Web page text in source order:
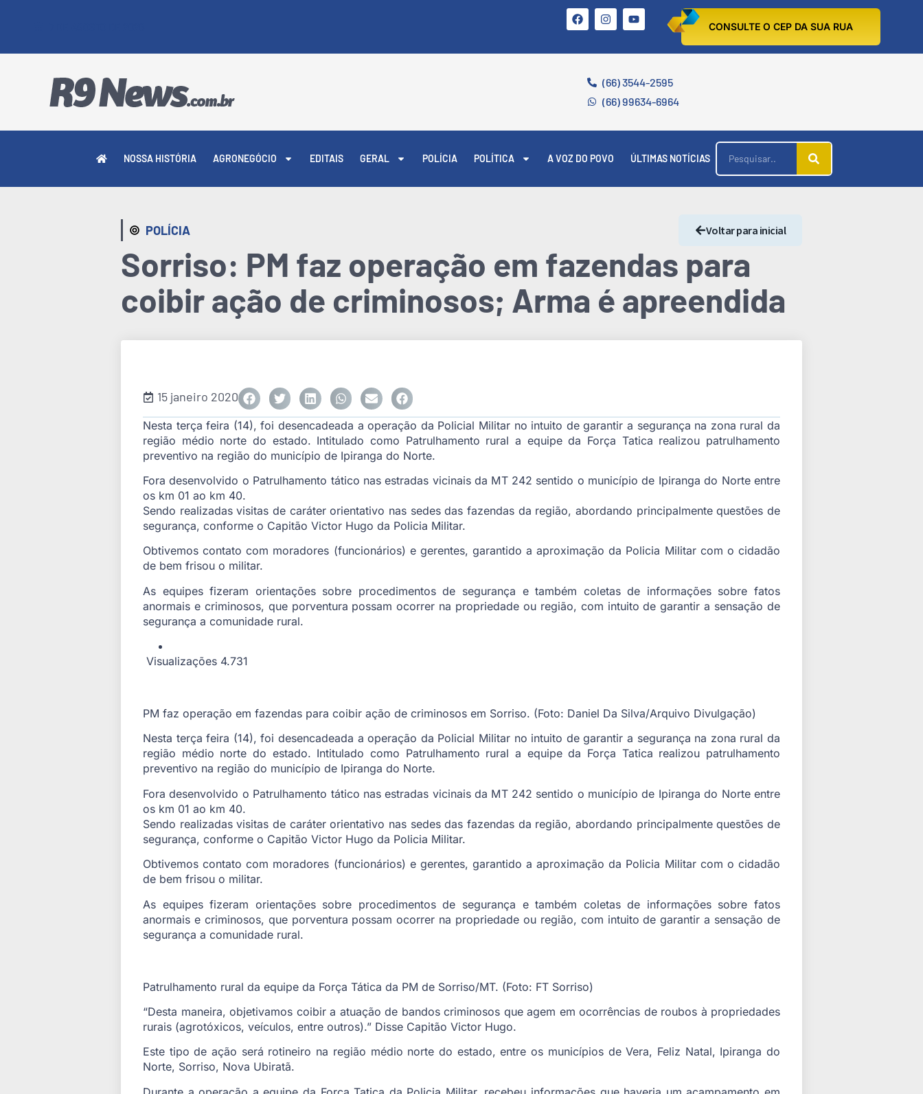
CONSULTE O CEP DA SUA RUA
(66) 3544-2595
(66) 99634-6964
NOSSA HISTÓRIA AGRONEGÓCIO EDITAIS GERAL POLÍCIA POLÍTICA A VOZ DO POVO ÚLTIMAS NOTÍCIAS
POLÍCIA Voltar para inicial
Sorriso: PM faz operação em fazendas para
coibir ação de criminosos; Arma é apreendida
15 janeiro 2020
Nesta terça feira (14), foi desencadeada a operação da Policial Militar no intuito de garantir a segurança na zona rural da
região médio norte do estado. Intitulado como Patrulhamento rural a equipe da Força Tatica realizou patrulhamento
preventivo na região do município de Ipiranga do Norte.
Fora desenvolvido o Patrulhamento tático nas estradas vicinais da MT 242 sentido o município de Ipiranga do Norte entre
os km 01 ao km 40.
Sendo realizadas visitas de caráter orientativo nas sedes das fazendas da região, abordando principalmente questões de
segurança, conforme o Capitão Victor Hugo da Policia Militar.
Obtivemos contato com moradores (funcionários) e gerentes, garantido a aproximação da Policia Militar com o cidadão
de bem frisou o militar.
As equipes fizeram orientações sobre procedimentos de segurança e também coletas de informações sobre fatos
anormais e criminosos, que porventura possam ocorrer na propriedade ou região, com intuito de garantir a sensação de
segurança a comunidade rural.
Visualizações 4.731
PM faz operação em fazendas para coibir ação de criminosos em Sorriso. (Foto: Daniel Da Silva/Arquivo Divulgação)
Nesta terça feira (14), foi desencadeada a operação da Policial Militar no intuito de garantir a segurança na zona rural da
região médio norte do estado. Intitulado como Patrulhamento rural a equipe da Força Tatica realizou patrulhamento
preventivo na região do município de Ipiranga do Norte.
Fora desenvolvido o Patrulhamento tático nas estradas vicinais da MT 242 sentido o município de Ipiranga do Norte entre
os km 01 ao km 40.
Sendo realizadas visitas de caráter orientativo nas sedes das fazendas da região, abordando principalmente questões de
segurança, conforme o Capitão Victor Hugo da Policia Militar.
Obtivemos contato com moradores (funcionários) e gerentes, garantido a aproximação da Policia Militar com o cidadão
de bem frisou o militar.
As equipes fizeram orientações sobre procedimentos de segurança e também coletas de informações sobre fatos
anormais e criminosos, que porventura possam ocorrer na propriedade ou região, com intuito de garantir a sensação de
segurança a comunidade rural.
Patrulhamento rural da equipe da Força Tática da PM de Sorriso/MT. (Foto: FT Sorriso)
“Desta maneira, objetivamos coibir a atuação de bandos criminosos que agem em ocorrências de roubos à propriedades
rurais (agrotóxicos, veículos, entre outros).” Disse Capitão Victor Hugo.
Este tipo de ação será rotineiro na região médio norte do estado, entre os municípios de Vera, Feliz Natal, Ipiranga do
Norte, Sorriso, Nova Ubiratã.